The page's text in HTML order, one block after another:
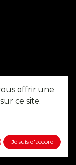
offrir une
ce site.
Je suis d'accord